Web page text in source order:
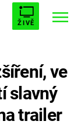
ŽIVĚ
ve
slavný
trailer